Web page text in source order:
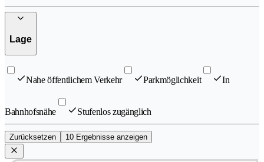
Lage
Nahe öffentlichem Verkehr Parkmöglichkeit In
Bahnhofsnähe Stufenlos zugänglich
Zurücksetzen 10 Ergebnisse anzeigen